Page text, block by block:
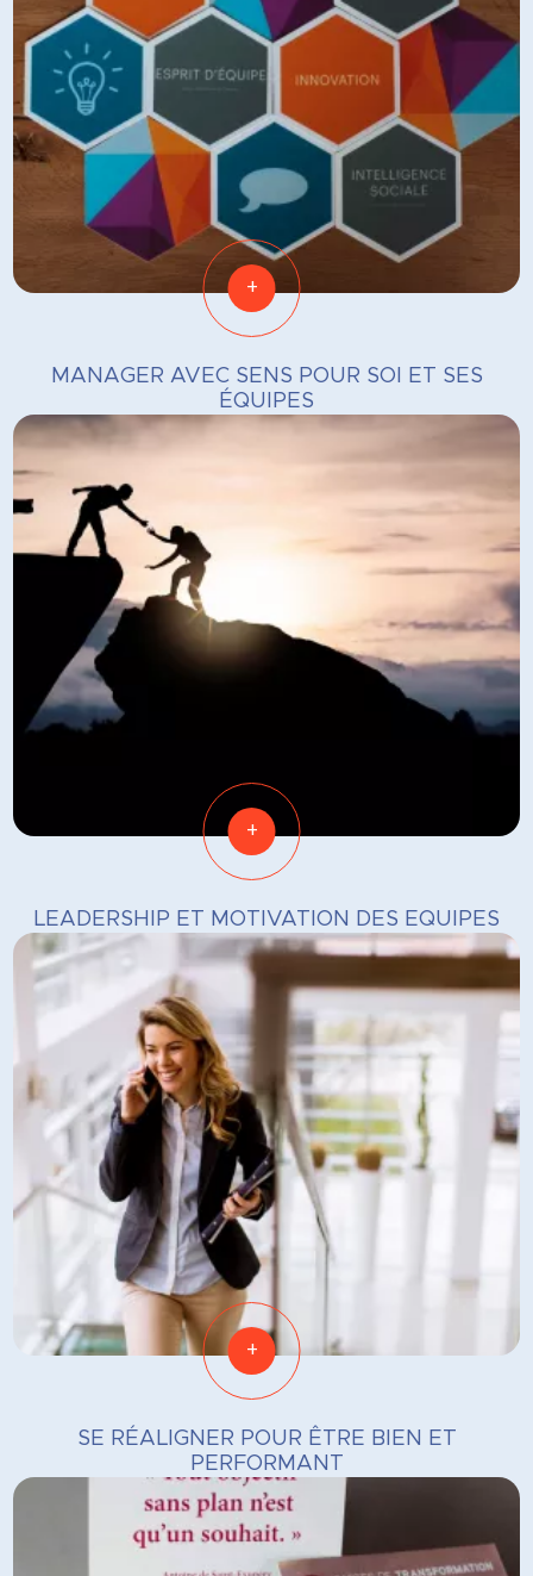
+
MANAGER AVEC SENS POUR SOI ET SES
ÉQUIPES
+
LEADERSHIP ET MOTIVATION DES EQUIPES
+
SE RÉALIGNER POUR ÊTRE BIEN ET
PERFORMANT